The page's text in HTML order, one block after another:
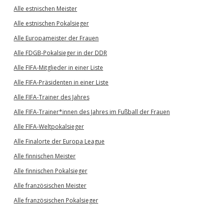
Alle estnischen Meister
Alle estnischen Pokalsieger
Alle Europameister der Frauen
Alle FDGB-Pokalsieger in der DDR
Alle FIFA-Mitglieder in einer Liste
Alle FIFA-Präsidenten in einer Liste
Alle FIFA-Trainer des Jahres
Alle FIFA-Trainer*innen des Jahres im Fußball der Frauen
Alle FIFA-Weltpokalsieger
Alle Finalorte der Europa League
Alle finnischen Meister
Alle finnischen Pokalsieger
Alle französischen Meister
Alle französischen Pokalsieger